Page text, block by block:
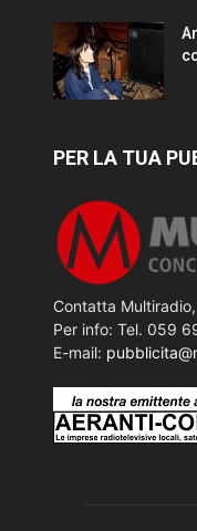
PER LA TUA
Contatta
Per info: Tel. 059
E-mail: